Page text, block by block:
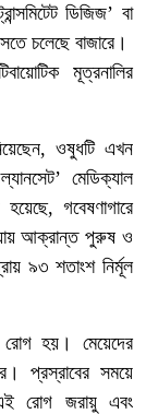
ডিজিজ’ বা
চলেছে বাজারে।
মূত্রনালির
ওষুধটি এখন
মেডিক্যাল
গবেষণাগারে
আক্রান্ত পুরুষ ও
৯৩ শতাংশ নির্মূল
রোগ হয়। মেয়েদের
প্রস্রাবের সময়ে
রোগ জরায়ু এবং